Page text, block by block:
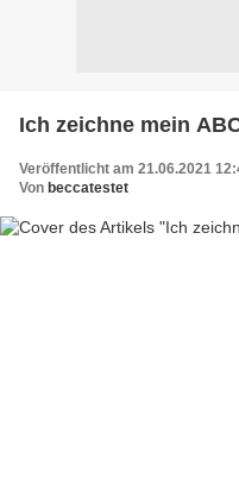
Ich zeichne mein
Veröffentlicht am 21.06.2021
Von beccatestet